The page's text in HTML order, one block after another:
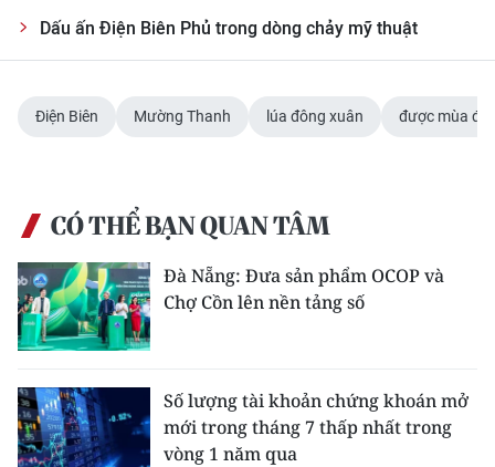
Dấu ấn Điện Biên Phủ trong dòng chảy mỹ thuật
Điện Biên Mường Thanh lúa đông xuân được mùa
CÓ THỂ BẠN QUAN TÂM
Đà Nẵng: Đưa sản phẩm OCOP và
Chợ Cồn lên nền tảng số
Số lượng tài khoản chứng khoán mở
mới trong tháng 7 thấp nhất trong
vòng 1 năm qua